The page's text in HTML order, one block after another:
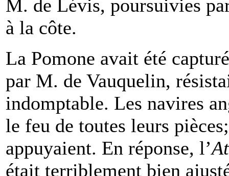
M. de Lévis, poursuivies
à la côte.
La Pomone avait été
par M. de Vauquelin,
indomptable. Les navires
le feu de toutes leurs
appuyaient. En réponse, l’
était terriblement bien